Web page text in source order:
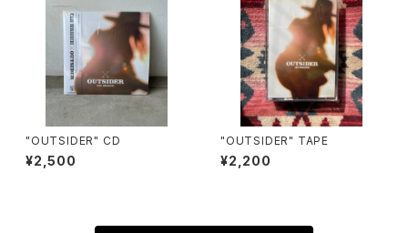
"OUTSIDER" CD
¥2,500
"OUTSIDER" TAPE
¥2,200